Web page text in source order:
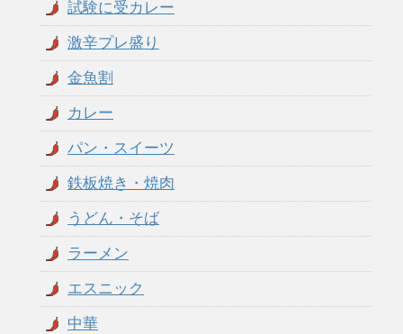
試験に受カレー
激辛プレ盛り
金魚割
カレー
パン・スイーツ
鉄板焼き・焼肉
うどん・そば
ラーメン
エスニック
中華